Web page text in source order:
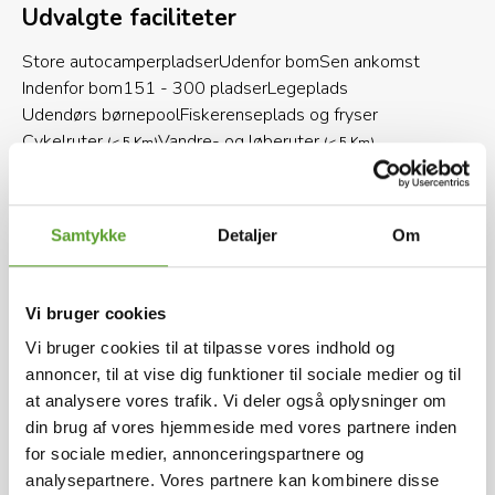
Samtykke Detaljer Om
Vi bruger cookies
Vi bruger cookies til at tilpasse vores indhold og
annoncer, til at vise dig funktioner til sociale medier og til
at analysere vores trafik. Vi deler også oplysninger om
din brug af vores hjemmeside med vores partnere inden
for sociale medier, annonceringspartnere og
analysepartnere. Vores partnere kan kombinere disse
byen og små spontane ture ud i området.
Pladsen er en 4 stjernet campingplads (CODK).
som er rolig og børnevenlig, så du kan sætte
tempoet ned og lade feriestemningen komme af
sig selv. Samtidig er beliggenheden i Nordjylland
et stort plus, hvis du gerne vil have mulighed for
udflugter, da mange attraktioner kan nås inden for
1–2 timers kørsel – selv Skagen kan klares som
En rolig og børnevenlig campingplads
med god stemning
På Øster Hurup Camping møder du en hyggelig
og afslappet atmosfære, hvor der er gjort noget
Udvalgte faciliteter
Store autocamperpladserUdenfor bomSen ankomst
Indenfor bom151 - 300 pladserLegeplads
Udendørs børnepoolFiskerenseplads og fryser
Cykelruter (< 5 Km)Vandre- og løberuter (< 5 Km)
Se præsentationsvideo
For at kunne afspille videoer direkte her på siden,
skal du acceptere marketing-cookies.
Du kanændre dit cookie-samtykke her
Afspil i stedet videoen på YouTube